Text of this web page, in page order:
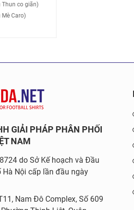
Thun co giãn)
Mè Caro)
GIẢI PHÁP PHÂN PHỐI
NAM
do Sở Kế hoạch và Đầu
Hà Nội cấp lần đầu ngày
Nam Đô Complex, Số 609